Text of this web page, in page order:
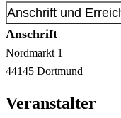
Anschrift und
Anschrift
Nordmarkt 1
44145 Dortmund
Veranstalter